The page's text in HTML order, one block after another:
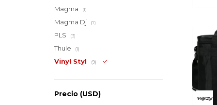
Magma (1)
Magma Dj (7)
PLS (3)
Thule (1)
Vinyl Styl (9)
Precio (USD)